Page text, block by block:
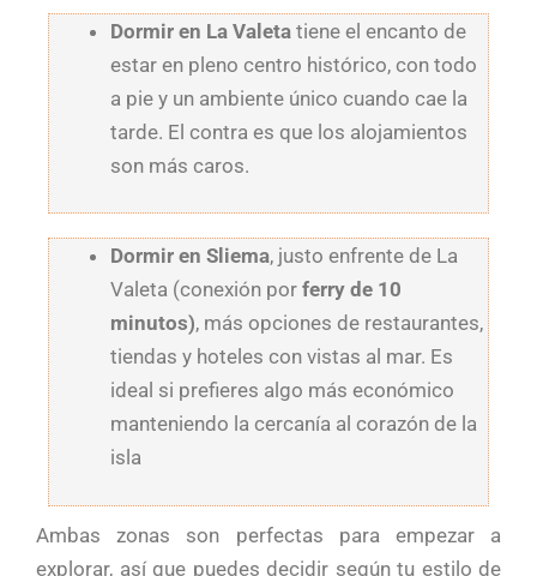
Dormir en La Valeta tiene el encanto de
estar en pleno centro histórico, con todo
a pie y un ambiente único cuando cae la
tarde. El contra es que los alojamientos
son más caros.
Dormir en Sliema, justo enfrente de La
Valeta (conexión por ferry de 10
minutos), más opciones de restaurantes,
tiendas y hoteles con vistas al mar. Es
ideal si prefieres algo más económico
manteniendo la cercanía al corazón de la
isla
Ambas zonas son perfectas para empezar a
explorar, así que puedes decidir según tu estilo de